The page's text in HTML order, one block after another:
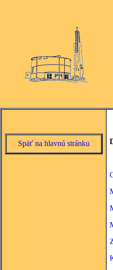
Späť na hlavnú stránku